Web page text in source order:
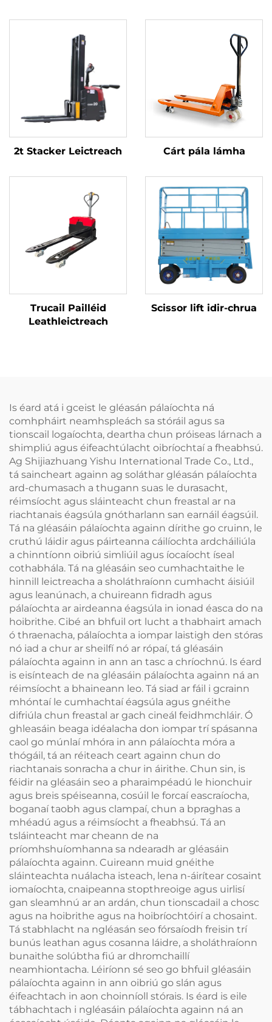
2t Stacker Leictreach Cárt pála lámha
Trucail Pailléid
Leathleictreach
Scissor lift idir-chrua
Is éard atá i gceist le gléasán pálaíochta ná
comhpháirt neamhspleách sa stóráil agus sa
tionscail logaíochta, deartha chun próiseas lárnach a
shimpliú agus éifeachtúlacht oibríochtaí a fheabhsú.
Ag Shijiazhuang Yishu International Trade Co., Ltd.,
tá saincheart againn ag soláthar gléasán pálaíochta
ard-chumasach a thugann suas le durasacht,
réimsíocht agus sláinteacht chun freastal ar na
riachtanais éagsúla gnótharlann san earnáil éagsúil.
Tá na gléasáin pálaíochta againn dírithe go cruinn, le
cruthú láidir agus páirteanna cáilíochta ardcháiliúla
a chinntíonn oibriú simliúil agus íocaíocht íseal
cothabhála. Tá na gléasáin seo cumhachtaithe le
hinnill leictreacha a sholáthraíonn cumhacht áisiúil
agus leanúnach, a chuireann fidradh agus
pálaíochta ar airdeanna éagsúla in ionad éasca do na
hoibrithe. Cibé an bhfuil ort lucht a thabhairt amach
ó thraenacha, pálaíochta a iompar laistigh den stóras
nó iad a chur ar sheilfí nó ar rópaí, tá gléasáin
pálaíochta againn in ann an tasc a chríochnú. Is éard
is eisínteach de na gléasáin pálaíochta againn ná an
réimsíocht a bhaineann leo. Tá siad ar fáil i gcrainn
mhóntaí le cumhachtaí éagsúla agus gnéithe
difriúla chun freastal ar gach cineál feidhmchláir. Ó
ghleasáin beaga idéalacha don iompar trí spásanna
caol go múnlaí mhóra in ann pálaíochta móra a
thógáil, tá an réiteach ceart againn chun do
riachtanais sonracha a chur in áirithe. Chun sin, is
féidir na gléasáin seo a pharaimpéadú le hionchuir
agus breis spéiseanna, cosúil le forcaí eascraíocha,
boganaí taobh agus clampaí, chun a bpraghas a
mhéadú agus a réimsíocht a fheabhsú. Tá an
tsláinteacht mar cheann de na
príomhshuíomhanna sa ndearadh ar gléasáin
pálaíochta againn. Cuireann muid gnéithe
sláinteachta nuálacha isteach, lena n-áirítear cosaint
iomaíochta, cnaipeanna stopthreoige agus uirlisí
gan sleamhnú ar an ardán, chun tionscadail a chosc
agus na hoibrithe agus na hoibríochtóirí a chosaint.
Tá stabhlacht na ngléasán seo fórsaíodh freisin trí
bunús leathan agus cosanna láidre, a sholáthraíonn
bunaithe solúbtha fiú ar dhromchaillí
neamhiontacha. Léiríonn sé seo go bhfuil gléasáin
pálaíochta againn in ann oibriú go slán agus
éifeachtach in aon choinníoll stórais. Is éard is eile
tábhachtach i ngléasáin pálaíochta againn ná an